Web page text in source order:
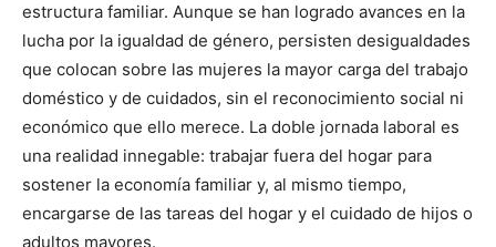
estructura familiar. Aunque se han logrado avances en la
lucha por la igualdad de género, persisten desigualdades
que colocan sobre las mujeres la mayor carga del trabajo
doméstico y de cuidados, sin el reconocimiento social ni
económico que ello merece. La doble jornada laboral es
una realidad innegable: trabajar fuera del hogar para
sostener la economía familiar y, al mismo tiempo,
encargarse de las tareas del hogar y el cuidado de hijos o
adultos mayores.